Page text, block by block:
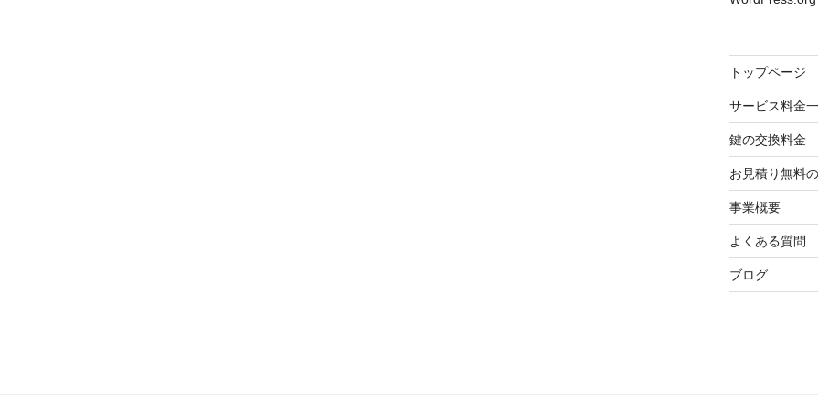
トップページ
サービス料金
鍵の交換料金
お見積り無料
事業概要
よくある質問
ブログ